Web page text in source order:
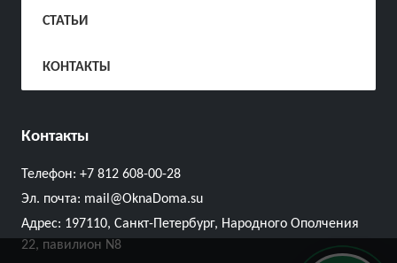
СТАТЬИ
КОНТАКТЫ
Контакты
Телефон: +7 812 608-00-28
Эл. почта: mail@OknaDoma.su
Адрес: 197110, Санкт-Петербург, Народного Ополчения
22, павилион N8